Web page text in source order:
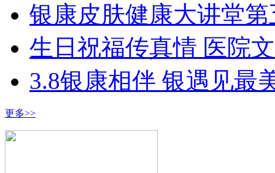
银康皮肤健康大讲堂第
生日祝福传真情 医院
3.8银康相伴 银遇见最
更多>>